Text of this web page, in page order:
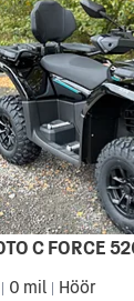
0 mil Höör